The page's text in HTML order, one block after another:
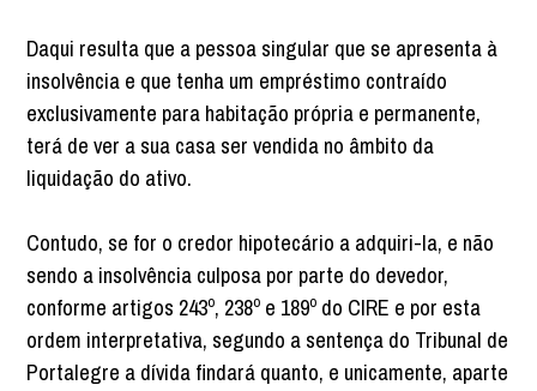
Daqui resulta que a pessoa singular que se apresenta à
insolvência e que tenha um empréstimo contraído
exclusivamente para habitação própria e permanente,
terá de ver a sua casa ser vendida no âmbito da
liquidação do ativo.
Contudo, se for o credor hipotecário a adquiri-la, e não
sendo a insolvência culposa por parte do devedor,
conforme artigos 243º, 238º e 189º do CIRE e por esta
ordem interpretativa, segundo a sentença do Tribunal de
Portalegre a dívida findará quanto, e unicamente, aparte